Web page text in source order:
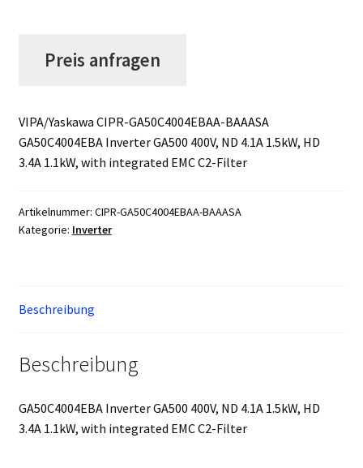
Preis anfragen
VIPA/Yaskawa CIPR-GA50C4004EBAA-BAAASA
GA50C4004EBA Inverter GA500 400V, ND 4.1A 1.5kW, HD
3.4A 1.1kW, with integrated EMC C2-Filter
Artikelnummer: CIPR-GA50C4004EBAA-BAAASA
Kategorie: Inverter
Beschreibung
Beschreibung
GA50C4004EBA Inverter GA500 400V, ND 4.1A 1.5kW, HD
3.4A 1.1kW, with integrated EMC C2-Filter